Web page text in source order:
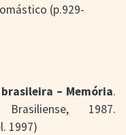
(p.929-
– Memória.
1987.
1997)